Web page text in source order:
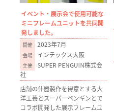
イベント・展示会で使用可能な
ミニフレームユニットを共同開
発しました。
2023年7月
インテックス大阪
SUPER PENGUIN株式会
社
店舗の什器製作を得意とする大
洋工芸とスーパーペンギンとで
コラボ開発した展示フレームユ